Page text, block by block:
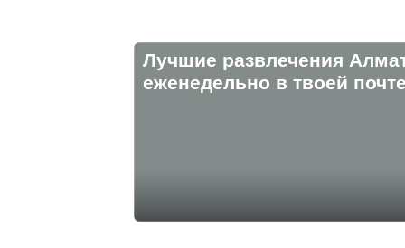
Лучшие развлечения
eженедельно в твоей